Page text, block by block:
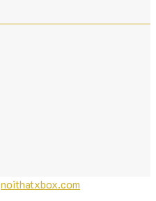
noithatxbox.com